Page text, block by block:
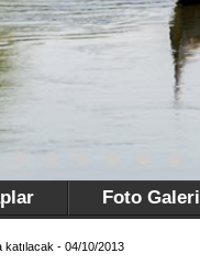
Foto Galeri
- 04/10/2013